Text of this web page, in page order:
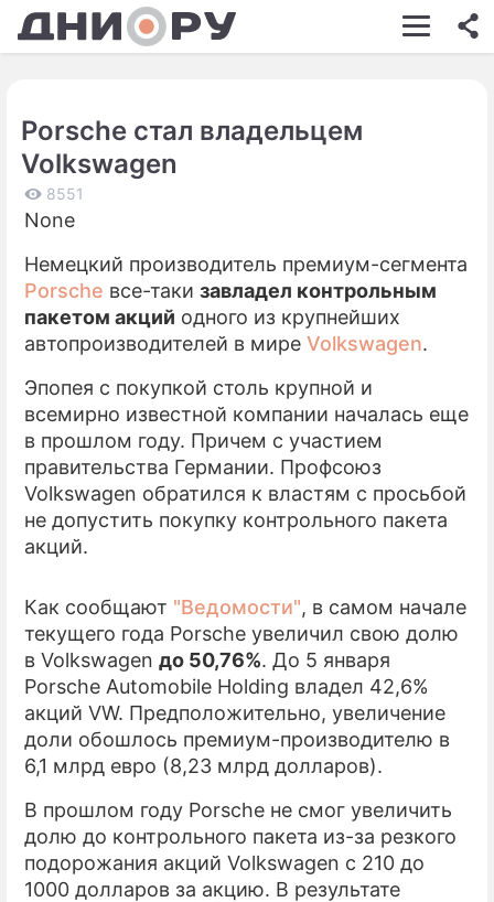
ШОУ-БИЗНЕС
КИНО
ЭКОНОМИКА
ПРОИСШЕСТВИЯ
СЕРИАЛЫ
ИГРЫ
Porsche стал владельцем
Volkswagen
8551
None
Немецкий производитель премиум-сегмента
Porsche все-таки завладел контрольным
пакетом акций одного из крупнейших
автопроизводителей в мире Volkswagen.
Эпопея с покупкой столь крупной и
всемирно известной компании началась еще
в прошлом году. Причем с участием
правительства Германии. Профсоюз
Volkswagen обратился к властям с просьбой
не допустить покупку контрольного пакета
акций.
Как сообщают "Ведомости", в самом начале
текущего года Porsche увеличил свою долю
в Volkswagen до 50,76%. До 5 января
Porsche Automobile Holding владел 42,6%
акций VW. Предположительно, увеличение
доли обошлось премиум-производителю в
6,1 млрд евро (8,23 млрд долларов).
В прошлом году Porsche не смог увеличить
долю до контрольного пакета из-за резкого
подорожания акций Volkswagen с 210 до
1000 долларов за акцию. В результате